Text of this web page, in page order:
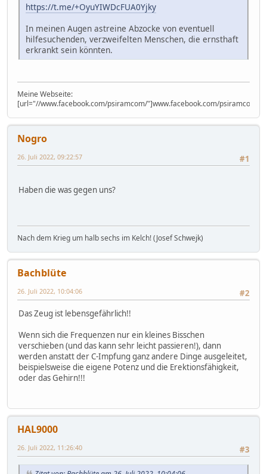
https://t.me/+OyuYIWDcFUA0Yjky
In meinen Augen astreine Abzocke von eventuell
hilfesuchenden, verzweifelten Menschen, die ernsthaft
erkrankt sein könnten.
Meine Webseite:
[url="//www.facebook.com/psiramcom/"]www.facebook.com/psiramcom/[/
Nogro
#1
26. Juli 2022, 09:22:57
Haben die was gegen uns?
Nach dem Krieg um halb sechs im Kelch! (Josef Schwejk)
Bachblüte
#2
26. Juli 2022, 10:04:06
Das Zeug ist lebensgefährlich!!
Wenn sich die Frequenzen nur ein kleines Bisschen
verschieben (und das kann sehr leicht passieren!), dann
werden anstatt der C-Impfung ganz andere Dinge ausgeleitet,
beispielsweise die eigene Potenz und die Erektionsfähigkeit,
oder das Gehirn!!!
HAL9000
#3
26. Juli 2022, 11:26:40